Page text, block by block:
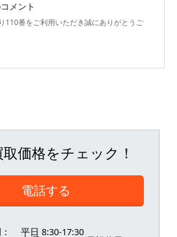
メント
110番をご利用いただき誠にありがとうご
価格をチェック！
電話する
平日 8:30-17:30